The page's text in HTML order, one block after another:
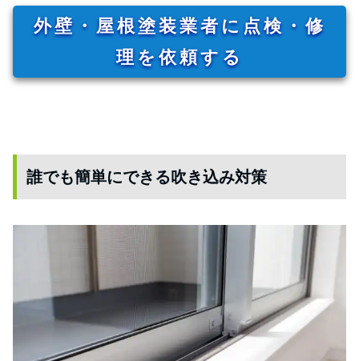
外壁・屋根塗装業者に点検・修
理を依頼する
誰でも簡単にできる吹き込み対策